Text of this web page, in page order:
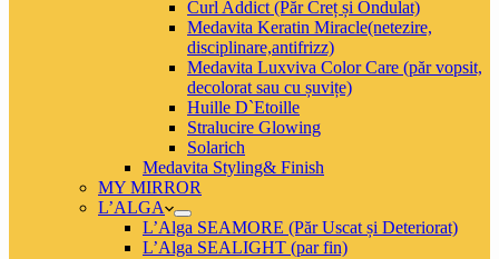
Curl Addict (Păr Creț și Ondulat)
Medavita Keratin Miracle(netezire,
disciplinare,antifrizz)
Medavita Luxviva Color Care (păr vopsit,
decolorat sau cu șuvițe)
Huille D`Etoille
Stralucire Glowing
Solarich
Medavita Styling& Finish
MY MIRROR
L’ALGA
L’Alga SEAMORE (Păr Uscat și Deteriorat)
L’Alga SEALIGHT (par fin)